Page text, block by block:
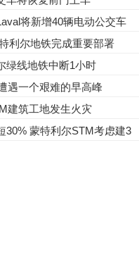
将新增40辆电动公交车
利尔地铁完成重要部署
绿线地铁中断1小时
遇一个艰难的早高峰
建筑工地发生火灾
30% 蒙特利尔STM考虑建3